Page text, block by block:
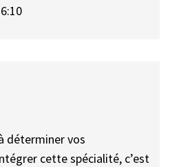
déterminer vos
cette spécialité, c’est